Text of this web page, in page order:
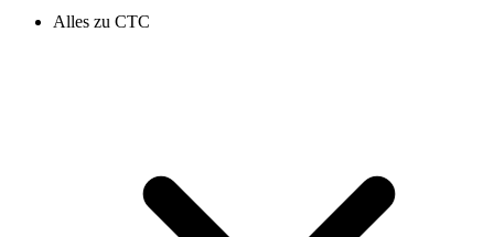
Systemeinstellung aktiv
Alles zu CTC